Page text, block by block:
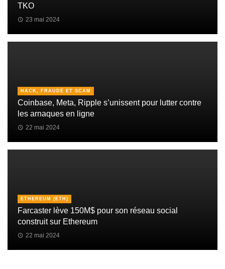
TKO
23 mai 2024
HACK, FRAUDE ET SCAM
Coinbase, Meta, Ripple s’unissent pour lutter contre
les arnaques en ligne
22 mai 2024
ETHEREUM (ETH)
Farcaster lève 150M$ pour son réseau social
construit sur Ethereum
22 mai 2024